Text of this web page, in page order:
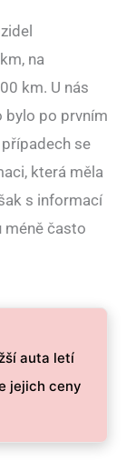
na
km. U nás
bylo po prvním
případech se
která měla
s informací
méně často
auta letí
jejich ceny